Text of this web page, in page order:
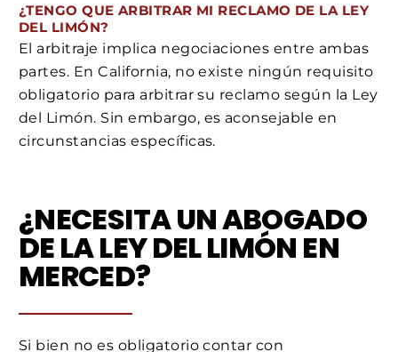
¿TENGO QUE ARBITRAR MI RECLAMO DE LA LEY
DEL LIMÓN?
El arbitraje implica negociaciones entre ambas
partes. En California, no existe ningún requisito
obligatorio para arbitrar su reclamo según la Ley
del Limón. Sin embargo, es aconsejable en
circunstancias específicas.
¿NECESITA UN ABOGADO
DE LA LEY DEL LIMÓN EN
MERCED?
Si bien no es obligatorio contar con